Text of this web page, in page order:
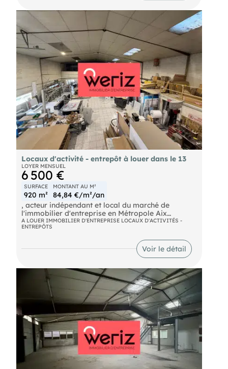
Locaux d'activité - entrepôt à louer dans le 13
LOYER MENSUEL
6 500 €
SURFACE
920 m²
MONTANT AU M²
84,84 €/m²/an
, acteur indépendant et local du marché de
l'immobilier d'entreprise en Métropole Aix
Marseille Provence, vous propose à la location
des locaux d'activité et entrepôts de 920 m² à
d'une hauteur sous plafond maximale de 7,4
mètres, d'un accès poids lourds, de bureaux
clos sécurisé.
A LOUER IMMOBILIER D'ENTREPRISE LOCAUX D'ACTIVITÉS -
ENTREPÔTS
Voir le détail